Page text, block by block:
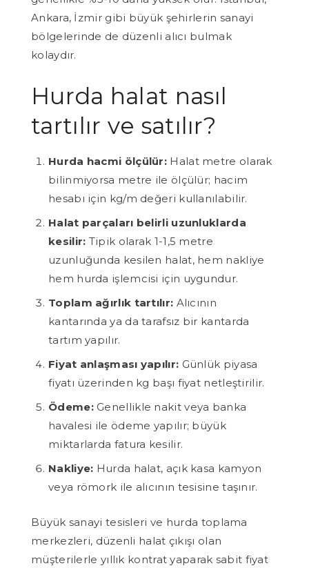
Ankara, İzmir gibi büyük şehirlerin sanayi
bölgelerinde de düzenli alıcı bulmak
kolaydır.
Hurda halat nasıl
tartılır ve satılır?
Hurda hacmi ölçülür: Halat metre olarak
bilinmiyorsa metre ile ölçülür; hacim
hesabı için kg/m değeri kullanılabilir.
Halat parçaları belirli uzunluklarda
kesilir: Tipik olarak 1-1,5 metre
uzunluğunda kesilen halat, hem nakliye
hem hurda işlemcisi için uygundur.
Toplam ağırlık tartılır: Alıcının
kantarında ya da tarafsız bir kantarda
tartım yapılır.
Fiyat anlaşması yapılır: Günlük piyasa
fiyatı üzerinden kg başı fiyat netleştirilir.
Ödeme:Genellikle nakit veya banka
havalesi ile ödeme yapılır; büyük
miktarlarda fatura kesilir.
Nakliye: Hurda halat, açık kasa kamyon
veya römork ile alıcının tesisine taşınır.
Büyük sanayi tesisleri ve hurda toplama
merkezleri, düzenli halat çıkışı olan
müşterilerle yıllık kontrat yaparak sabit fiyat